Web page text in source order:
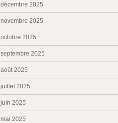
décembre 2025
novembre 2025
octobre 2025
septembre 2025
août 2025
juillet 2025
juin 2025
mai 2025